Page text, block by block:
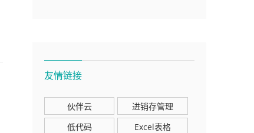
友情链接
伙伴云
进销存管理
低代码
Excel表格